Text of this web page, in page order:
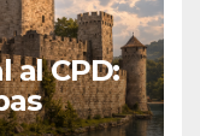
al CPD: